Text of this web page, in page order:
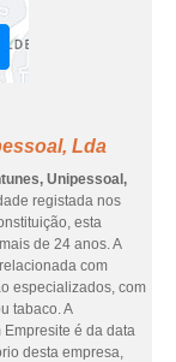
Lda
Unipessoal,
registada nos
esta
de 24 anos. A
com
especializados, com
tabaco. A
é da data
desta empresa,